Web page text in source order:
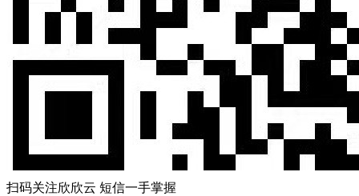
扫码关注欣欣云 短信一手掌握